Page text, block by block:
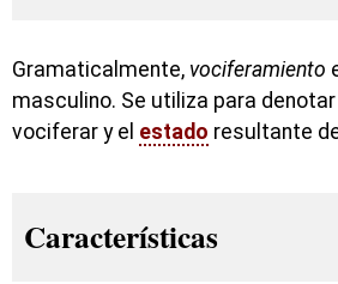
Gramaticalmente, vociferamiento
masculino. Se utiliza para
vociferar y el estado resultante
Características